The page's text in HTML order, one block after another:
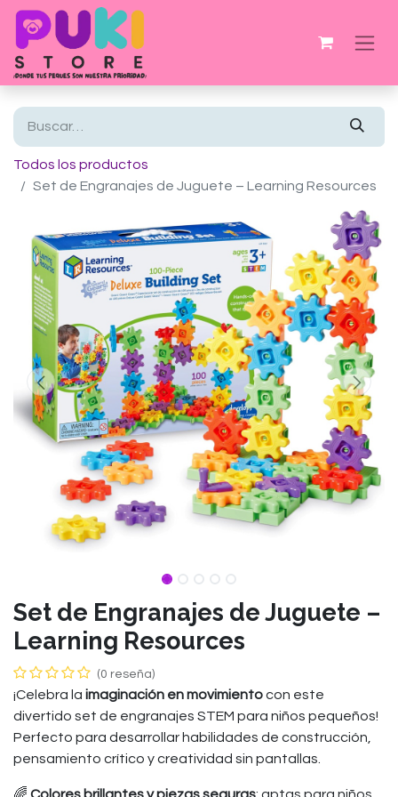
Todos los productos
Set de Engranajes de Juguete – Learning Resources
Set de Engranajes de Juguete –
Learning Resources
(0 reseña)
¡Celebra la imaginación en movimientocon este
divertido set de engranajes STEM para niños pequeños!
Perfecto para desarrollar habilidades de construcción,
pensamiento crítico y creatividad sin pantallas.
🌈 Colores brillantes y piezas seguras: aptas para niños,